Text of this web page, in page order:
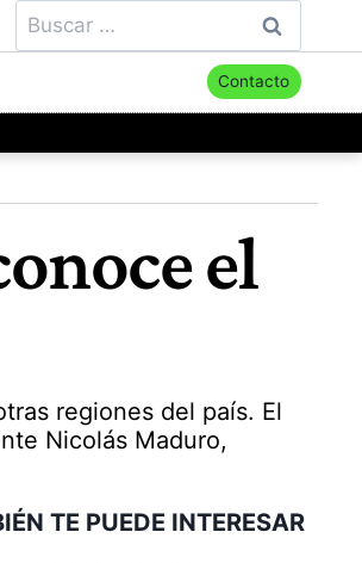
Buscar:
Contacto
el
regiones del país. El
Nicolás Maduro,
TE PUEDE INTERESAR